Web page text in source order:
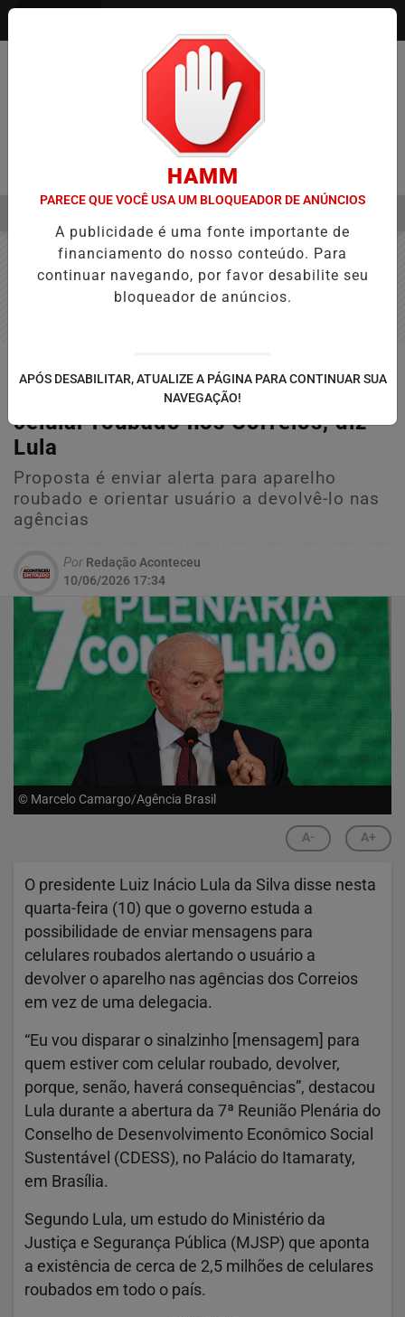
EM ALTA
ECONOMIA
Governo estuda devolução de
celular roubado nos Correios, diz
Lula
Proposta é enviar alerta para aparelho
roubado e orientar usuário a devolvê-lo nas
agências
Por Redação Aconteceu
10/06/2026 17:34
© Marcelo Camargo/Agência Brasil
A- A+
O presidente Luiz Inácio Lula da Silva disse nesta
quarta-feira (10) que o governo estuda a
possibilidade de enviar mensagens para
celulares roubados alertando o usuário a
devolver o aparelho nas agências dos Correios
em vez de uma delegacia.
“Eu vou disparar o sinalzinho [mensagem] para
quem estiver com celular roubado, devolver,
porque, senão, haverá consequências”, destacou
Lula durante a abertura da 7ª Reunião Plenária do
Conselho de Desenvolvimento Econômico Social
Sustentável (CDESS), no Palácio do Itamaraty,
em Brasília.
Segundo Lula, um estudo do Ministério da
Justiça e Segurança Pública (MJSP) que aponta
a existência de cerca de 2,5 milhões de celulares
roubados em todo o país.
HAMM
PARECE QUE VOCÊ USA UM BLOQUEADOR DE ANÚNCIOS
A publicidade é uma fonte importante de
financiamento do nosso conteúdo. Para
continuar navegando, por favor desabilite seu
bloqueador de anúncios.
APÓS DESABILITAR, ATUALIZE A PÁGINA PARA CONTINUAR SUA
NAVEGAÇÃO!